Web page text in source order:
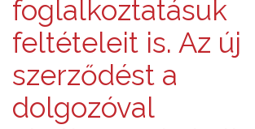
foglalkoztatásuk
feltételeit is. Az új
szerződést a
dolgozóval